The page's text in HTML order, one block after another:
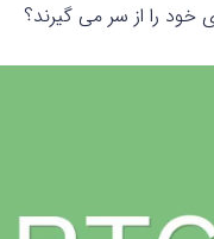
را از سر می گیرند؟